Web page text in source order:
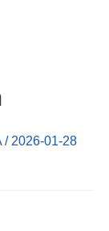
/ 2026-01-28